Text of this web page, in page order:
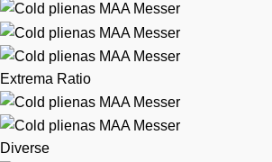
Extrema Ratio
Diverse